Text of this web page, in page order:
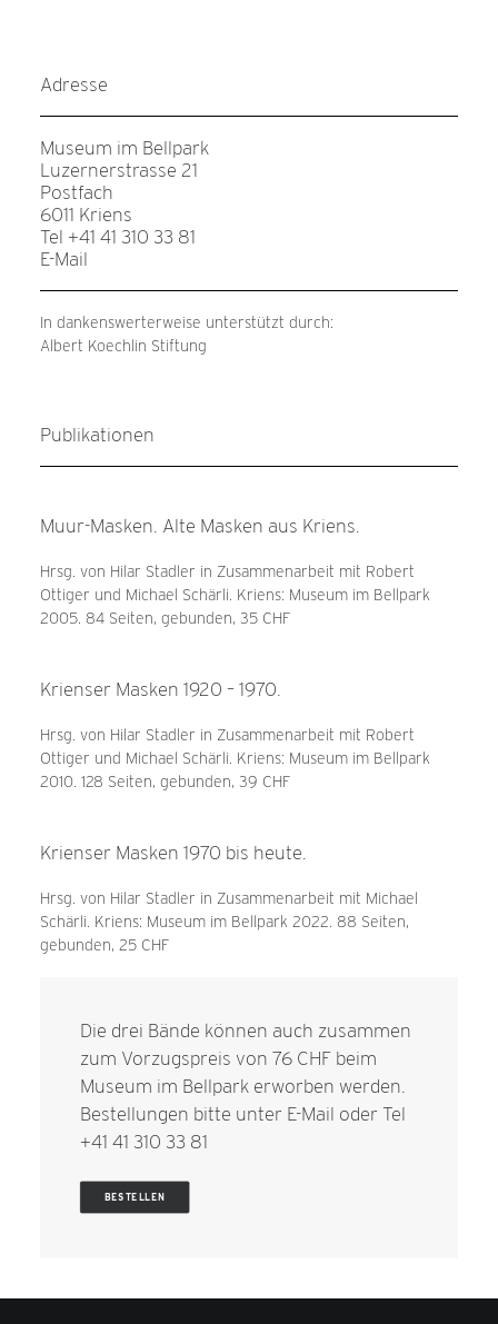
Adresse
Museum im Bellpark
Luzernerstrasse 21
Postfach
6011 Kriens
Tel +41 41 310 33 81
E-Mail
In dankenswerterweise unterstützt durch:
Albert Koechlin Stiftung
Publikationen
Muur-Masken. Alte Masken aus Kriens.
Hrsg. von Hilar Stadler in Zusammenarbeit mit Robert
Ottiger und Michael Schärli. Kriens: Museum im Bellpark
2005. 84 Seiten, gebunden, 35 CHF
Krienser Masken 1920 – 1970.
Hrsg. von Hilar Stadler in Zusammenarbeit mit Robert
Ottiger und Michael Schärli. Kriens: Museum im Bellpark
2010. 128 Seiten, gebunden, 39 CHF
Krienser Masken 1970 bis heute.
Hrsg. von Hilar Stadler in Zusammenarbeit mit Michael
Schärli. Kriens: Museum im Bellpark 2022. 88 Seiten,
gebunden, 25 CHF
Die drei Bände können auch zusammen
zum Vorzugspreis von 76 CHF beim
Museum im Bellpark erworben werden.
Bestellungen bitte unter E-Mail oder Tel
+41 41 310 33 81
BESTELLEN